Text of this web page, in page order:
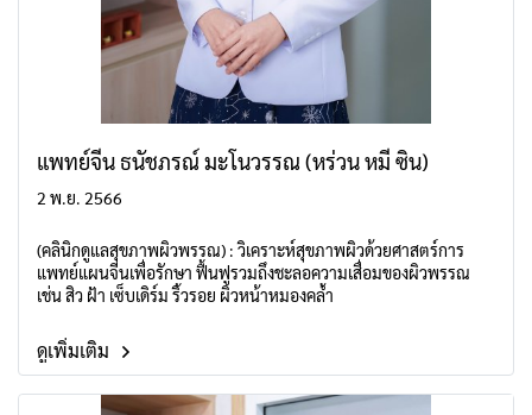
แพทย์จีน ธนัชภรณ์ มะโนวรรณ (หร่วน หมี ซิน)
2 พ.ย. 2566
(คลินิกดูแลสุขภาพผิวพรรณ) : วิเคราะห์สุขภาพผิวด้วยศาสตร์การ
แพทย์แผนจีนเพื่อรักษา ฟื้นฟูรวมถึงชะลอความเสื่อมของผิวพรรณ
เช่น สิว ฝ้า เซ็บเดิร์ม ริ้วรอย ผิวหน้าหมองคล้ำ
ดูเพิ่มเติม